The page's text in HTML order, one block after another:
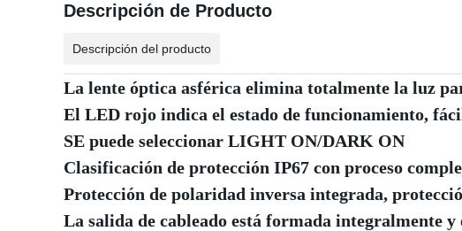
Descripción de Producto
Descripción del producto
La lente óptica asférica elimina totalmente la luz
El LED rojo indica el estado de funcionamiento,
SE puede seleccionar LIGHT ON/DARK ON
Clasificación de protección IP67 con proceso
Protección de polaridad inversa integrada,
La salida de cableado está formada integralmente